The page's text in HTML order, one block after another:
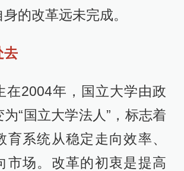
的改革远未完成。
去
在2004年，国立大学由政
“国立大学法人”，标志着
育系统从稳定走向效率、
市场。改革的初衷是提高